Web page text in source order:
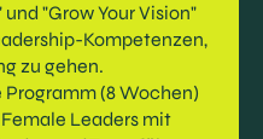
und "Grow Your Vision"
Kompetenzen,
zu gehen.
(8 Wochen)
Leaders mit